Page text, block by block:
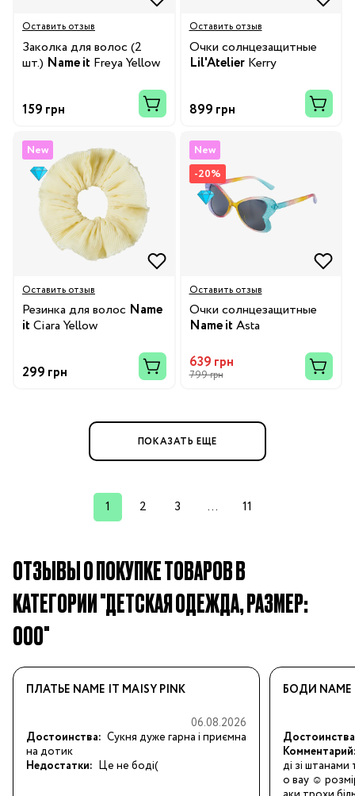
Оставить отзыв
Заколка для волос (2
шт.) Name it Freya Yellow
159 грн
Оставить отзыв
Очки солнцезащитные
Lil'AtelierKerry
899 грн
New
Оставить отзыв
Резинка для волос Name
it Ciara Yellow
299 грн
New
-20%
Оставить отзыв
Очки солнцезащитные
Name it Asta
639 грн
799 грн
ПОКАЗАТЬ ЕЩЕ
1 2 3 ... 11
ОТЗЫВЫ О ПОКУПКЕ ТОВАРОВ В
КАТЕГОРИИ "ДЕТСКАЯ ОДЕЖДА, РАЗМЕР:
000"
ПЛАТЬЕ NAME IT MAISY PINK
06.08.2026
Достоинства: Сукня дуже гарна і приємна
на дотик
Недостатки: Це не боді(
БОДИ NAME
ді зі
о вау ☺️